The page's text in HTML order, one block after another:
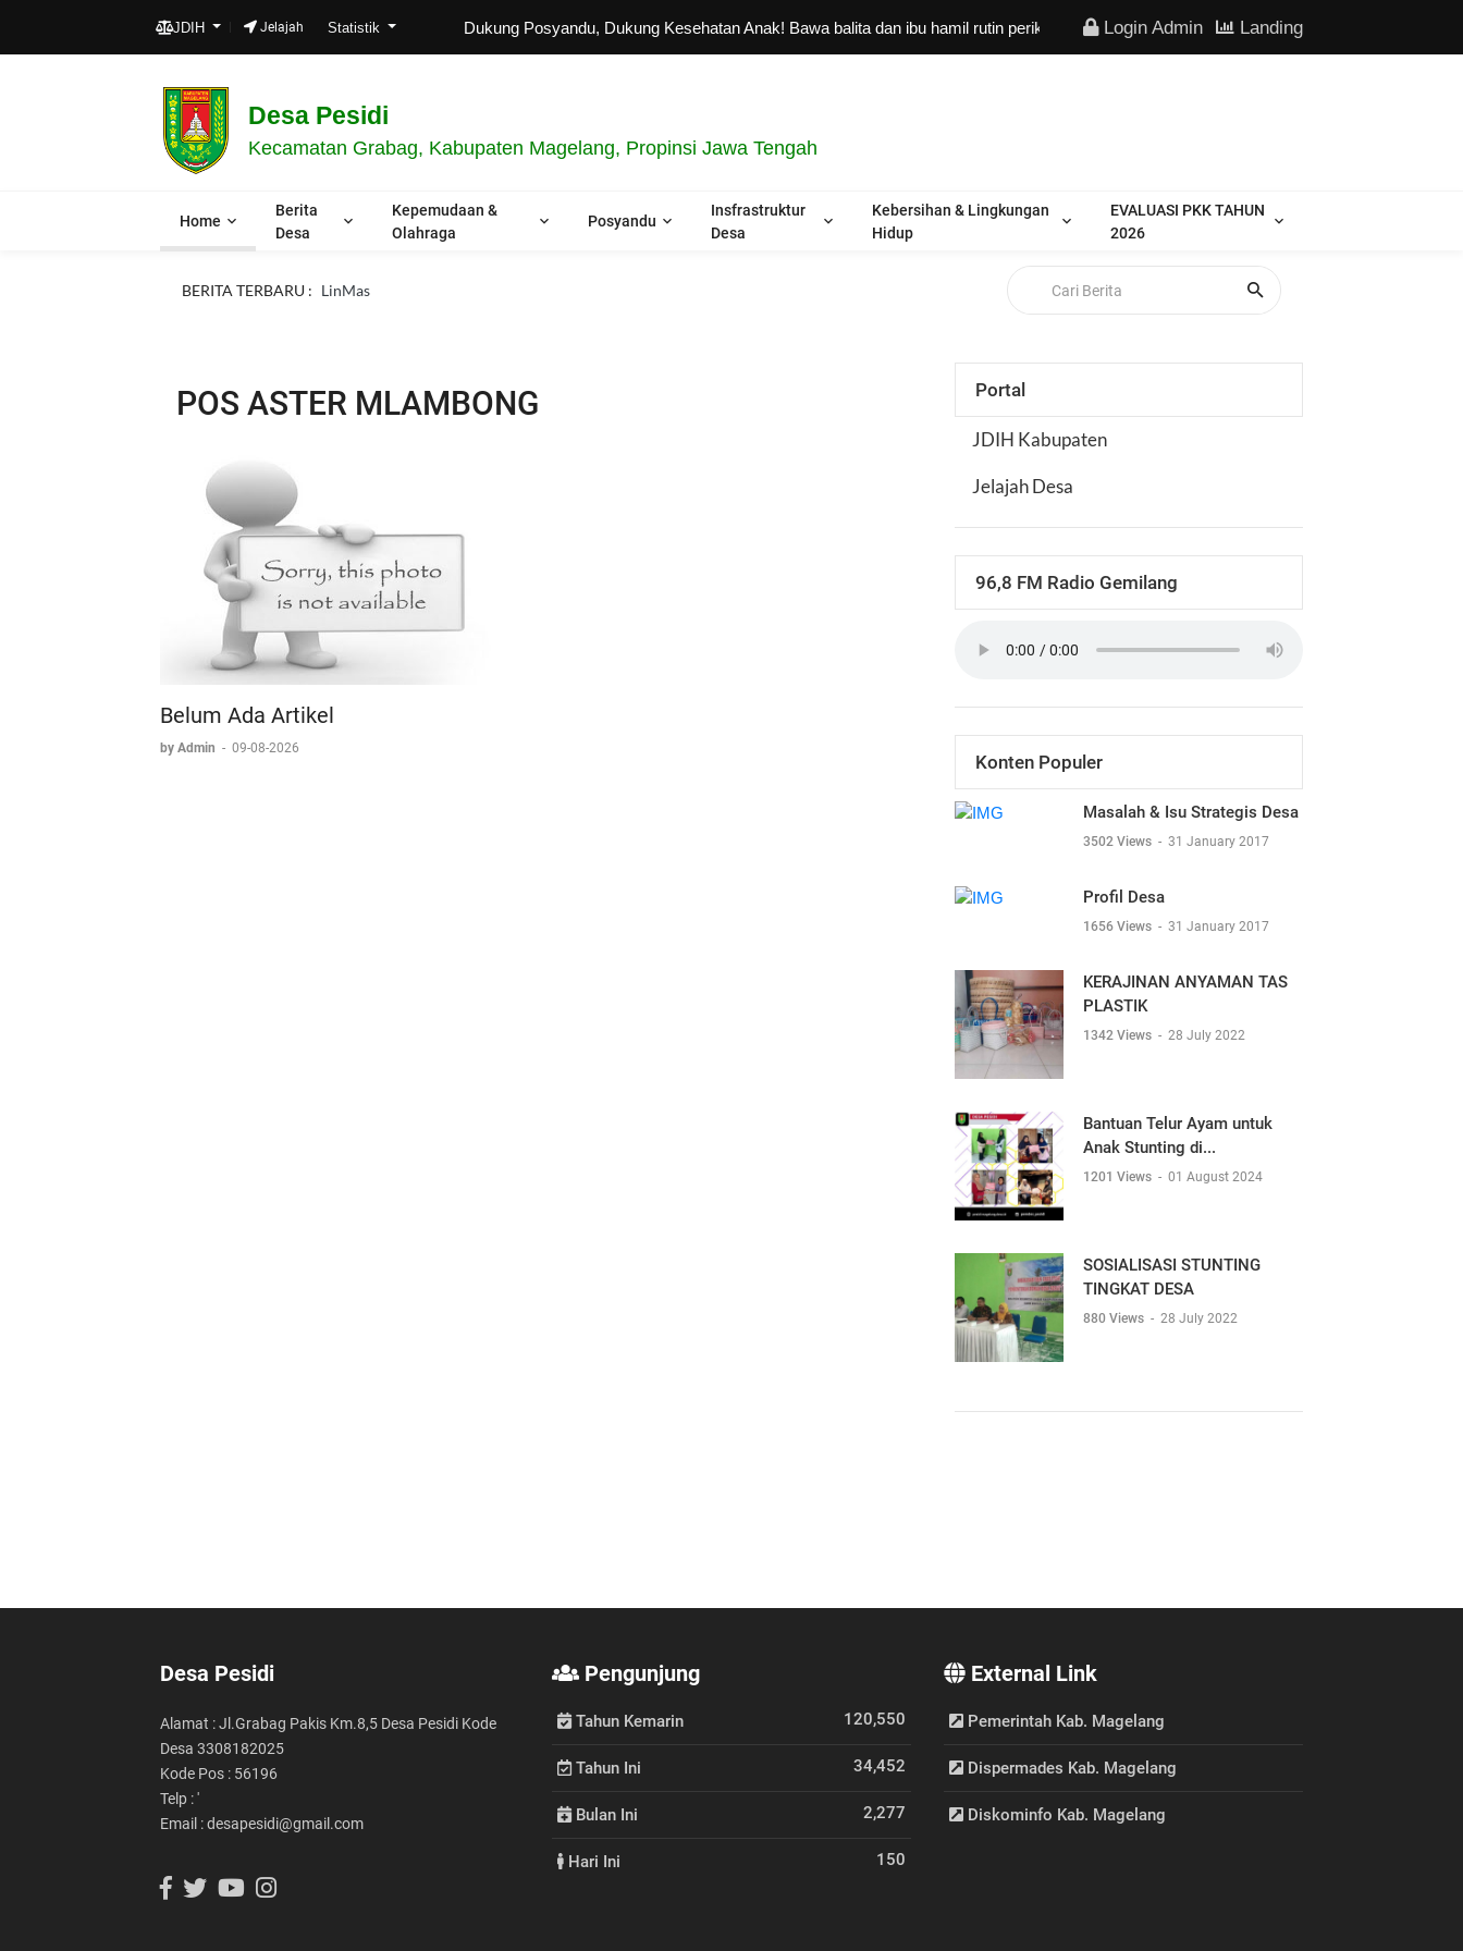
JDIH Jelajah Statistik Dukung Posyandu, Dukung Kesehatan Anak! Bawa balita dan ibu hamil rutin periksa. Login Admin Landing
Desa Pesidi
Kecamatan Grabag, Kabupaten Magelang, Propinsi Jawa Tengah
Home
Berita
Desa
Kepemudaan &
Olahraga
Posyandu
Insfrastruktur
Desa
Kebersihan & Lingkungan
Hidup
EVALUASI PKK TAHUN
2026
BERITA TERBARU : LinMas
POS ASTER MLAMBONG
Belum Ada Artikel
by Admin - 09-08-2026
Portal
JDIH Kabupaten
Jelajah Desa
96,8 FM Radio Gemilang
Konten Populer
Masalah & Isu Strategis Desa
3502 Views - 31 January 2017
Profil Desa
1656 Views - 31 January 2017
KERAJINAN ANYAMAN TAS
PLASTIK
1342 Views - 28 July 2022
Bantuan Telur Ayam untuk
Anak Stunting di...
1201 Views - 01 August 2024
SOSIALISASI STUNTING
TINGKAT DESA
880 Views - 28 July 2022
Desa Pesidi
Alamat : Jl.Grabag Pakis Km.8,5 Desa Pesidi Kode
Desa 3308182025
Kode Pos : 56196
Telp : '
Email : desapesidi@gmail.com
Pengunjung
Tahun Kemarin 120,550
Tahun Ini 34,452
Bulan Ini 2,277
Hari Ini 150
External Link
Pemerintah Kab. Magelang
Dispermades Kab. Magelang
Diskominfo Kab. Magelang